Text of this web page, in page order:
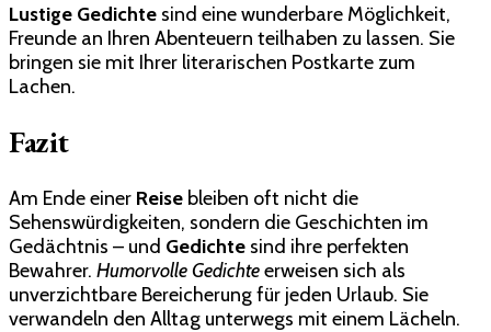
Lustige Gedichte sind eine wunderbare Möglichkeit,
Freunde an Ihren Abenteuern teilhaben zu lassen. Sie
bringen sie mit Ihrer literarischen Postkarte zum
Lachen.
Fazit
Am Ende einer Reise bleiben oft nicht die
Sehenswürdigkeiten, sondern die Geschichten im
Gedächtnis – und Gedichte sind ihre perfekten
Bewahrer. Humorvolle Gedichteerweisen sich als
unverzichtbare Bereicherung für jeden Urlaub. Sie
verwandeln den Alltag unterwegs mit einem Lächeln.